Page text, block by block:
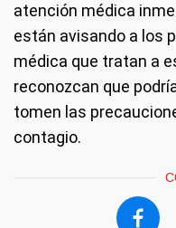
atención médica
están avisando a los
médica que tratan a
reconozcan que
tomen las
contagio.